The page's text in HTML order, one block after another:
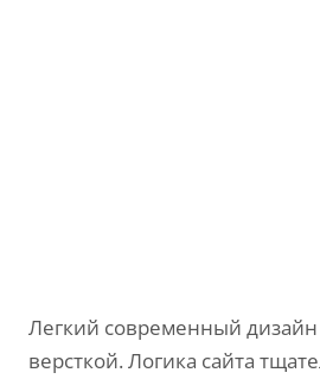
Легкий современный дизайн
версткой. Логика сайта